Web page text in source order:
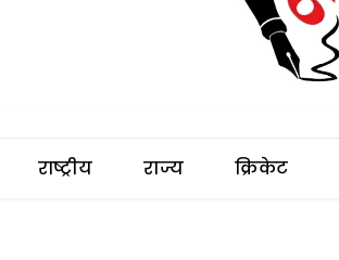
राष्ट्रीय राज्य क्रिकेट